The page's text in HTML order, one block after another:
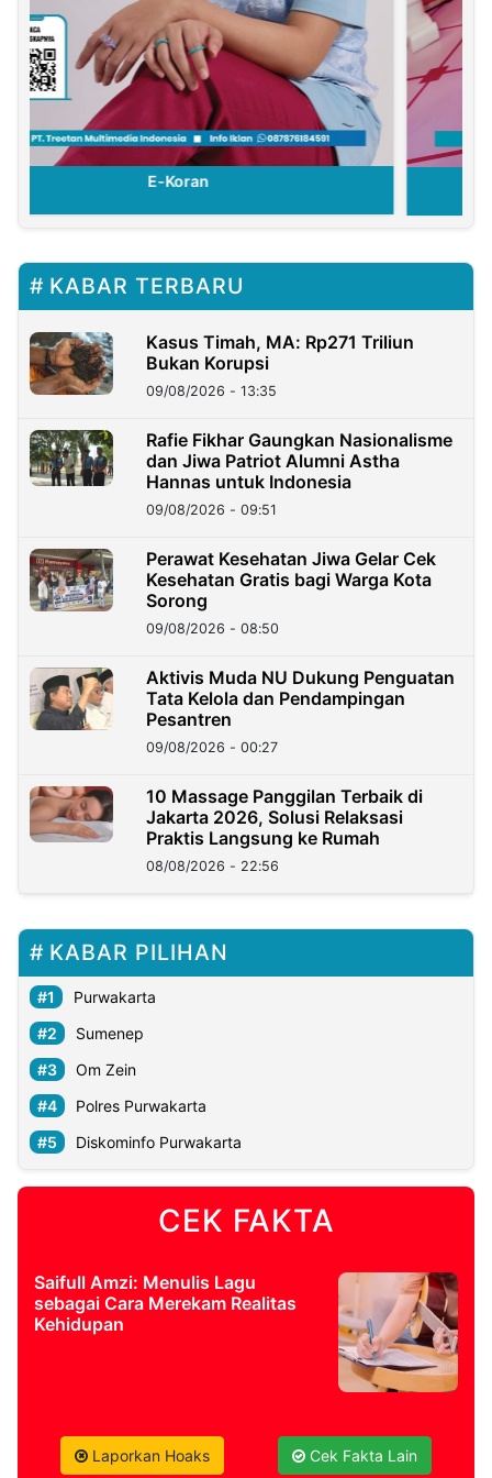
KABAR TERBARU
Kasus Timah, MA: Rp271 Triliun
Bukan Korupsi
09/08/2026 - 13:35
Rafie Fikhar Gaungkan Nasionalisme
dan Jiwa Patriot Alumni Astha
Hannas untuk Indonesia
09/08/2026 - 09:51
Perawat Kesehatan Jiwa Gelar Cek
Kesehatan Gratis bagi Warga Kota
Sorong
09/08/2026 - 08:50
Aktivis Muda NU Dukung Penguatan
Tata Kelola dan Pendampingan
Pesantren
09/08/2026 - 00:27
10 Massage Panggilan Terbaik di
Jakarta 2026, Solusi Relaksasi
Praktis Langsung ke Rumah
08/08/2026 - 22:56
KABAR PILIHAN
Purwakarta
Sumenep
Om Zein
Polres Purwakarta
Diskominfo Purwakarta
CEK FAKTA
Saifull Amzi: Menulis Lagu
sebagai Cara Merekam Realitas
Kehidupan
Laporkan Hoaks Cek Fakta Lain